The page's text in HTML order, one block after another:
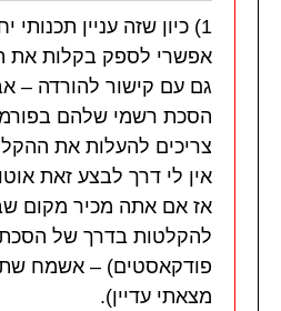
1) כיון שזה עניין
אפשרי לספק בקלות את
גם עם קישור להורדה –
הסכת רשמי שלהם
צריכים להעלות את
אין לי דרך לבצע זאת
אז אם אתה מכיר מקום
להקלטות בדרך של הסכת
פודקאסטים) – אשמח
מצאתי עדיין).